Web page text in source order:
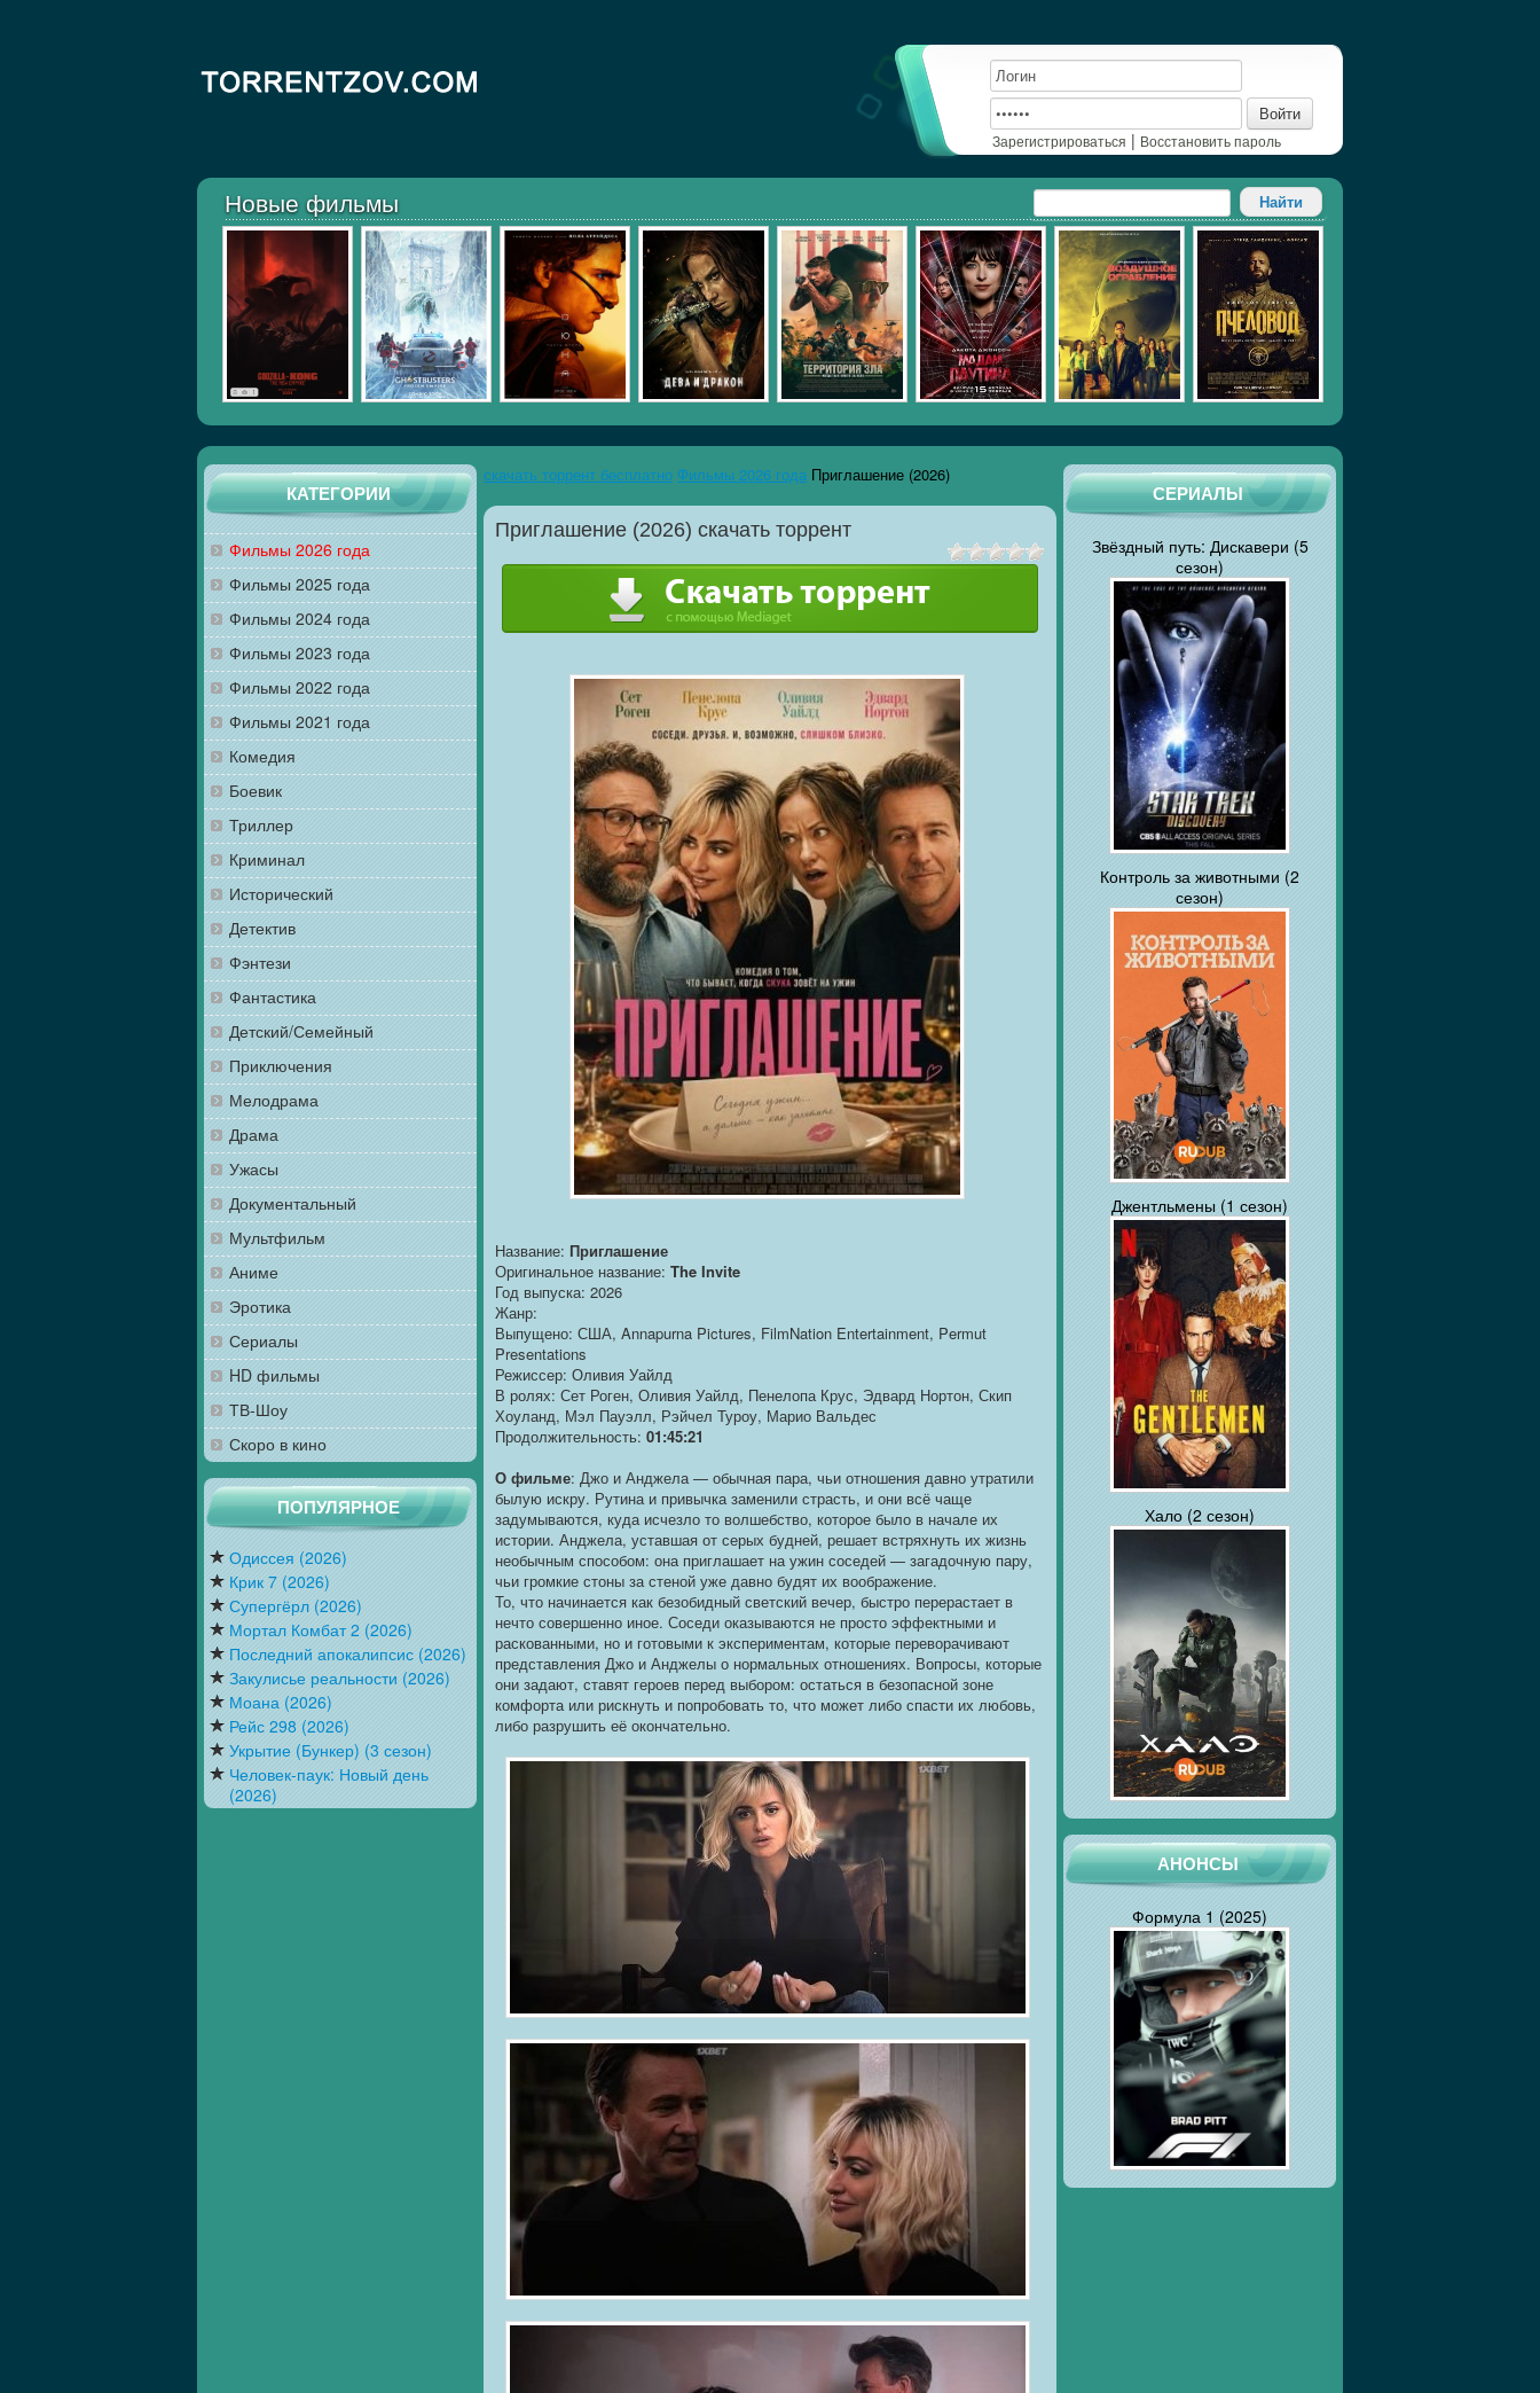
Войти
Зарегистрироваться | Восстановить пароль
Новые фильмы
СЕРИАЛЫ
Звёздный путь: Дискавери (5
сезон)
Контроль за животными (2
сезон)
Джентльмены (1 сезон)
Хало (2 сезон)
АНОНСЫ
Формула 1 (2025)
КАТЕГОРИИ
Фильмы 2026 года
Фильмы 2025 года
Фильмы 2024 года
Фильмы 2023 года
Фильмы 2022 года
Фильмы 2021 года
Комедия
Боевик
Триллер
Криминал
Исторический
Детектив
Фэнтези
Фантастика
Детский/Семейный
Приключения
Мелодрама
Драма
Ужасы
Документальный
Мультфильм
Аниме
Эротика
Сериалы
HD фильмы
ТВ-Шоу
Скоро в кино
ПОПУЛЯРНОЕ
Одиссея (2026)
Крик 7 (2026)
Супергёрл (2026)
Мортал Комбат 2 (2026)
Последний апокалипсис (2026)
Закулисье реальности (2026)
Моана (2026)
Рейс 298 (2026)
Укрытие (Бункер) (3 сезон)
Человек-паук: Новый день
(2026)
скачать торрент бесплатно Фильмы 2026 года Приглашение (2026)
Приглашение (2026) скачать торрент
Название: Приглашение
Оригинальное название: The Invite
Год выпуска: 2026
Жанр:
Выпущено: США, Annapurna Pictures, FilmNation Entertainment, Permut
Presentations
Режиссер: Оливия Уайлд
В ролях: Сет Роген, Оливия Уайлд, Пенелопа Крус, Эдвард Нортон, Скип
Хоуланд, Мэл Пауэлл, Рэйчел Туроу, Марио Вальдес
Продолжительность: 01:45:21
О фильме: Джо и Анджела — обычная пара, чьи отношения давно утратили
былую искру. Рутина и привычка заменили страсть, и они всё чаще
задумываются, куда исчезло то волшебство, которое было в начале их
истории. Анджела, уставшая от серых будней, решает встряхнуть их жизнь
необычным способом: она приглашает на ужин соседей — загадочную пару,
чьи громкие стоны за стеной уже давно будят их воображение.
То, что начинается как безобидный светский вечер, быстро перерастает в
нечто совершенно иное. Соседи оказываются не просто эффектными и
раскованными, но и готовыми к экспериментам, которые переворачивают
представления Джо и Анджелы о нормальных отношениях. Вопросы, которые
они задают, ставят героев перед выбором: остаться в безопасной зоне
комфорта или рискнуть и попробовать то, что может либо спасти их любовь,
либо разрушить её окончательно.